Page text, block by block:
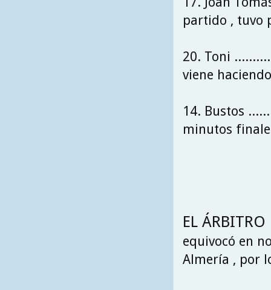
partido , tuvo
20. Toni
viene
14. Bustos
minutos
EL
equivocó en
Almería , por